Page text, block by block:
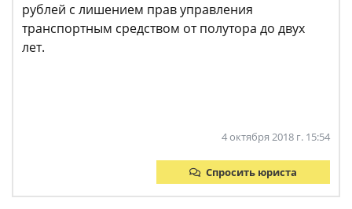
рублей с лишением прав управления
транспортным средством от полутора до двух
лет.
4 октября 2018 г. 15:54
Спросить юриста